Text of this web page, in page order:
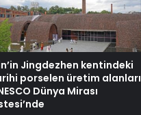
Jingdezhen kentindeki
porselen üretim alanları
Dünya Mirası